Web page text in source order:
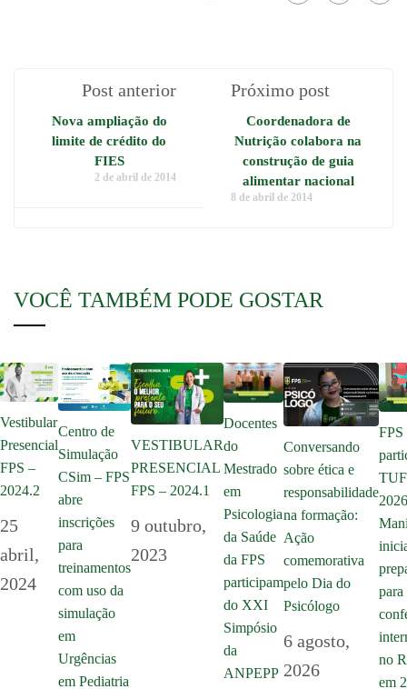
Post anterior
Nova ampliação do
limite de crédito do
FIES
2 de abril de 2014
Próximo post
Coordenadora de
Nutrição colabora na
construção de guia
alimentar nacional
8 de abril de 2014
VOCÊ TAMBÉM PODE GOSTAR
Vestibular
Presencial
FPS –
2024.2
25
abril,
2024
Centro de
Simulação
CSim – FPS
abre
inscrições
para
treinamentos
com uso da
simulação
em
Urgências
em Pediatria
VESTIBULAR
PRESENCIAL
FPS – 2024.1
9 outubro,
2023
Docentes
do
Mestrado
em
Psicologia
da Saúde
da FPS
participam
do XXI
Simpósio
da
ANPEPP
Conversando
sobre ética e
responsabilidade
na formação:
Ação
comemorativa
pelo Dia do
Psicólogo
6 agosto,
2026
FPS
para
no
em